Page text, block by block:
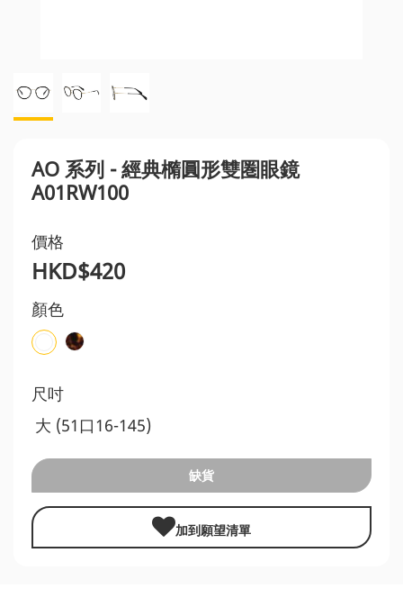
AO 系列 - 經典橢圓形雙圏眼鏡
A01RW100
價格
HKD$420
顏色
尺吋
大 (51口16-145)
缺貨
加到願望清單